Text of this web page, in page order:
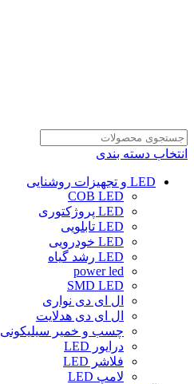
انتخاب دسته بندی
LED و تجهیزات روشنایی
COB LED
LED پروژکتوری
LED تابلویی
LED خودرویی
LED رشد گیاه
power led
SMD LED
ال ای دی نواری
ال ای دی هدلایت
چسب و خمیر سیلیکونی
درایور LED
فلاشر LED
لامپ LED